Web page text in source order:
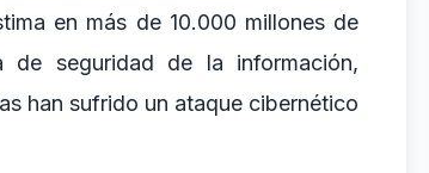
en más de 10.000 millones de
de seguridad de la información,
han sufrido un ataque cibernético